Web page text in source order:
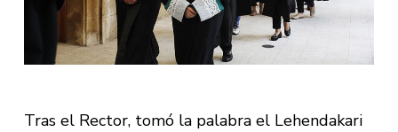
Tras el Rector, tomó la palabra el Lehendakari